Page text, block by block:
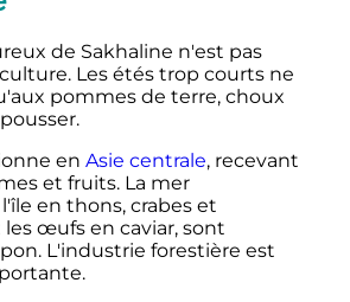
de Sakhaline n'est pas
Les étés trop courts ne
pommes de terre, choux
en Asie centrale, recevant
et fruits. La mer
en thons, crabes et
œufs en caviar, sont
L'industrie forestière est